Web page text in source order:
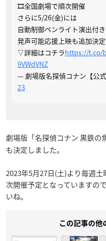
🎞全国劇場で順次開催
さらに5/26(金)には
自動制御ペンライト演出付
発声可能応援上映も追加決
▽詳細はコチラhttps://t.co/
9VWdVNZ
— 劇場版名探偵コナン【公
23
劇場版「名探偵コナン 黒鉄の
も決定しました。
2023年5月27日(土)より毎週
次開催予定となっていますの
いね。
この記事の他